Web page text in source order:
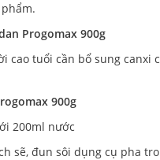
Progomax 900g
tuổi cần bổ sung canxi
900g
200ml nước
sẽ, đun sôi dụng cụ pha